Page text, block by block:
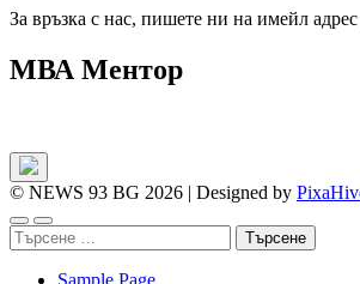
За връзка с нас, пишете ни на имейл
МВА Ментор
© NEWS 93 BG 2026 Designed by
Търсене
за: